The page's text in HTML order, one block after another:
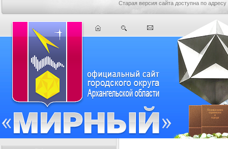
Старая версия сайта доступна по адресу